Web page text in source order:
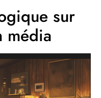
sur
média